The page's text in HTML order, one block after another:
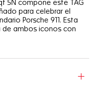
5N compone este TAG
para celebrar el
Porsche 911. Esta
de ambos iconos con
inscripción